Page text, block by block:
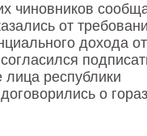
чиновников
от
дохода от
республики
о